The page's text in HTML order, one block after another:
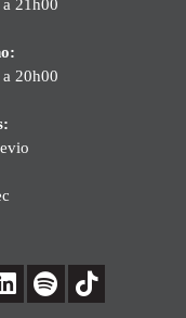
20h00